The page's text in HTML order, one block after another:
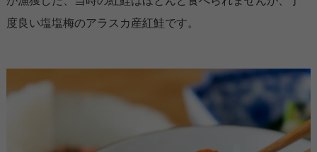
度良い塩塩梅のアラスカ産紅鮭です。